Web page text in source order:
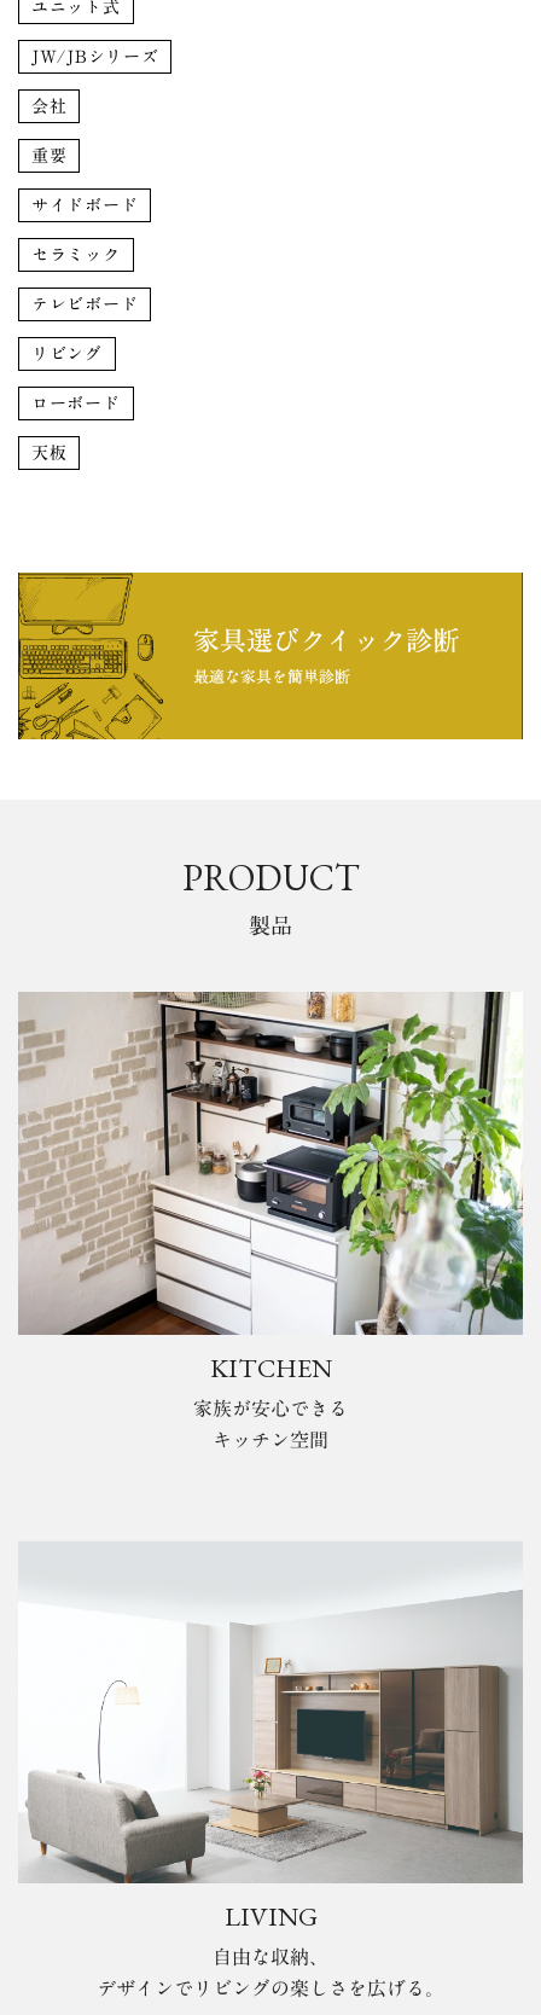
ユニット式
JW/JBシリーズ
会社
重要
サイドボード
セラミック
テレビボード
リビング
ローボード
天板
PRODUCT
製品
KITCHEN
家族が安心できる
キッチン空間
LIVING
自由な収納、
デザインでリビングの楽しさを広げる。